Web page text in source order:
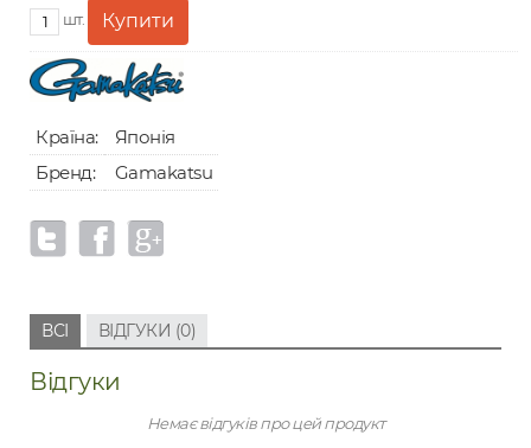
шт.
Країна:
Японія
Бренд:
Gamakatsu
ВСІ ВІДГУКИ (0)
Відгуки
Немає відгуків про цей продукт